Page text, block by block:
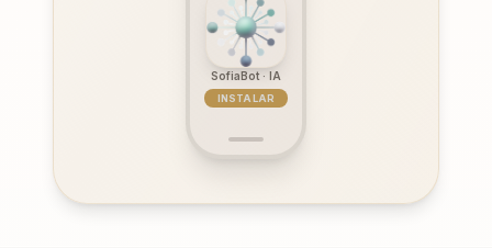
SofiaBot · IA
INSTALAR